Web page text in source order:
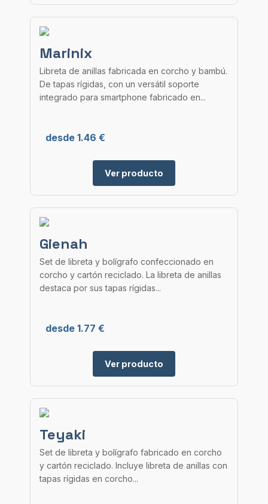
Marinix
Libreta de anillas fabricada en corcho y bambú.
De tapas rígidas, con un versátil soporte
integrado para smartphone fabricado en...
desde 1.46 €
Ver producto
Gienah
Set de libreta y bolígrafo confeccionado en
corcho y cartón reciclado. La libreta de anillas
destaca por sus tapas rígidas...
desde 1.77 €
Ver producto
Teyaki
Set de libreta y bolígrafo fabricado en corcho
y cartón reciclado. Incluye libreta de anillas con
tapas rígidas en corcho...